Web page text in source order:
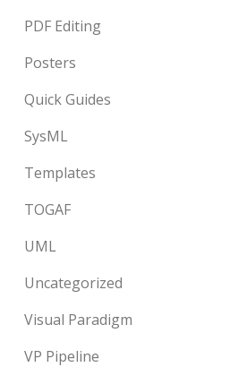
PDF Editing
Posters
Quick Guides
SysML
Templates
TOGAF
UML
Uncategorized
Visual Paradigm
VP Pipeline